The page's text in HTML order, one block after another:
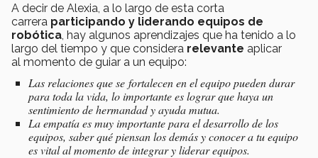
A decir de Alexia, a lo largo de esta corta
carrera participando y liderando equipos de
robótica , hay algunos aprendizajes que ha tenido a lo
largo del tiempo y que considera relevante aplicar
al momento de guiar a un equipo:
Las relaciones que se fortalecen en el equipo pueden durar
para toda la vida, lo importante es lograr que haya un
sentimiento de hermandad y ayuda mutua.
La empatía es muy importante para el desarrollo de los
equipos, saber qué piensan los demás y conocer a tu equipo
es vital al momento de integrar y liderar equipos.